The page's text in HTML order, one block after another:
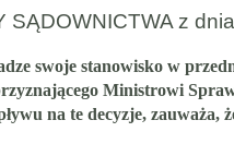
z
swoje stanowisko w
Ministrowi
na te decyzje,